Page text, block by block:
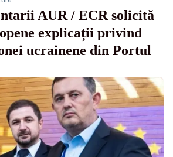
AUR / ECR solicită
explicații privind
ucrainene din Portul